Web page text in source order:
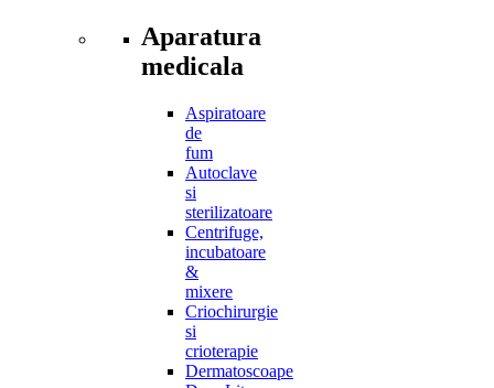
Aparatura
medicala
Aspiratoare
de
fum
Autoclave
si
sterilizatoare
Centrifuge,
incubatoare
&
mixere
Criochirurgie
si
crioterapie
Dermatoscoape